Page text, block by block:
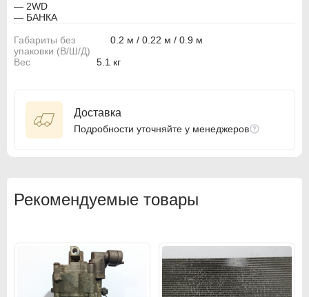
— 2WD
— БАНКА
Габариты без
упаковки (В/Ш/Д)
0.2 м / 0.22 м / 0.9 м
Вес
5.1 кг
Доставка
Подробности уточняйте у менеджеров
Рекомендуемые товары
BMW Motorrad
Buick
Chevrolet
Citroen PSA
Daewoo
Dodge
BMW Motorrad
Buick
Chevrolet
Citroen PSA
Daewoo
Dodge